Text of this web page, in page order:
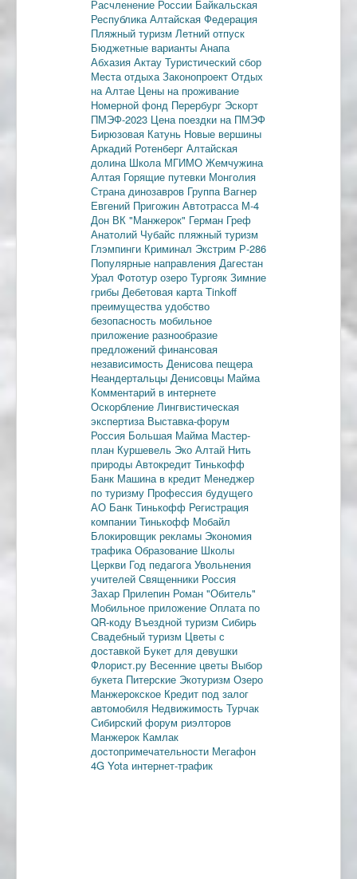
Расчленение России Байкальская
Республика Алтайская Федерация
Пляжный туризм Летний отпуск
Бюджетные варианты Анапа
Абхазия Актау Туристический сбор
Места отдыха Законопроект Отдых
на Алтае Цены на проживание
Номерной фонд Перербург Эскорт
ПМЭФ-2023 Цена поездки на ПМЭФ
Бирюзовая Катунь Новые вершины
Аркадий Ротенберг Алтайская
долина Школа МГИМО Жемчужина
Алтая Горящие путевки Монголия
Страна динозавров Группа Вагнер
Евгений Пригожин Автотрасса М-4
Дон ВК "Манжерок" Герман Греф
Анатолий Чубайс пляжный туризм
Глэмпинги Криминал Экстрим Р-286
Популярные направления Дагестан
Урал Фототур озеро Тургояк Зимние
грибы Дебетовая карта Tinkoff
преимущества удобство
безопасность мобильное
приложение разнообразие
предложений финансовая
независимость Денисова пещера
Неандертальцы Денисовцы Майма
Комментарий в интернете
Оскорбление Лингвистическая
экспертиза Выставка-форум
Россия Большая Майма Мастер-
план Куршевель Эко Алтай Нить
природы Автокредит Тинькофф
Банк Машина в кредит Менеджер
по туризму Профессия будущего
АО Банк Тинькофф Регистрация
компании Тинькофф Мобайл
Блокировщик рекламы Экономия
трафика Образование Школы
Церкви Год педагога Увольнения
учителей Священники Россия
Захар Прилепин Роман "Обитель"
Мобильное приложение Оплата по
QR-коду Въездной туризм Сибирь
Свадебный туризм Цветы с
доставкой Букет для девушки
Флорист.ру Весенние цветы Выбор
букета Питерские Экотуризм Озеро
Манжерокское Кредит под залог
автомобиля Недвижимость Турчак
Сибирский форум риэлторов
Манжерок Камлак
достопримечательности Мегафон
4G Yota интернет-трафик